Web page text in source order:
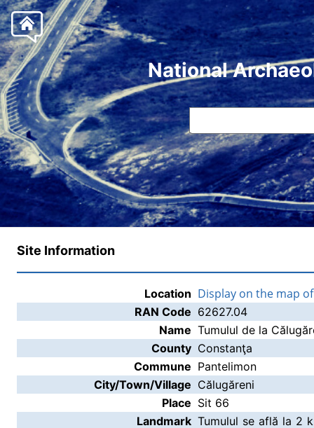
National
Site Information
Location Display on the map
RAN Code 62627.04
Name Tumulul de la
County Constanţa
Commune Pantelimon
City/Town/Village Călugăreni
Place Sit 66
Landmark Tumulul se află la 2